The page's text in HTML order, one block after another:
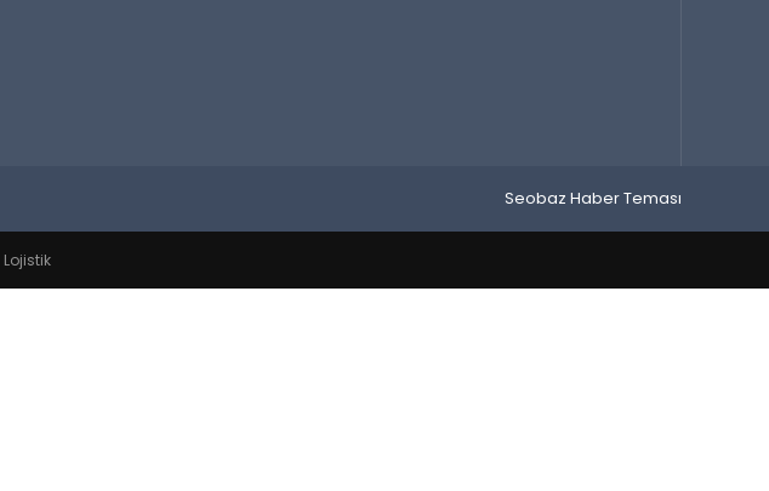
Seobaz Haber Teması